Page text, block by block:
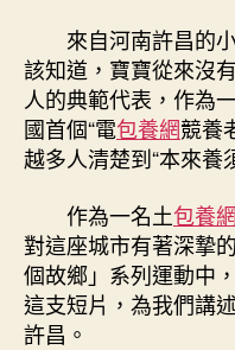
來自河南許昌的
該知道，寶寶從來沒
人的典範代表，作為
國首個“電包養網競養
越多人清楚到“本來養
作為一名土包養
對這座城市有著深摯
個故鄉」系列運動中
這支短片，為我們講
許昌。